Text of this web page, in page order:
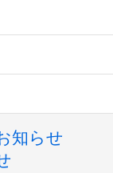
知らせ